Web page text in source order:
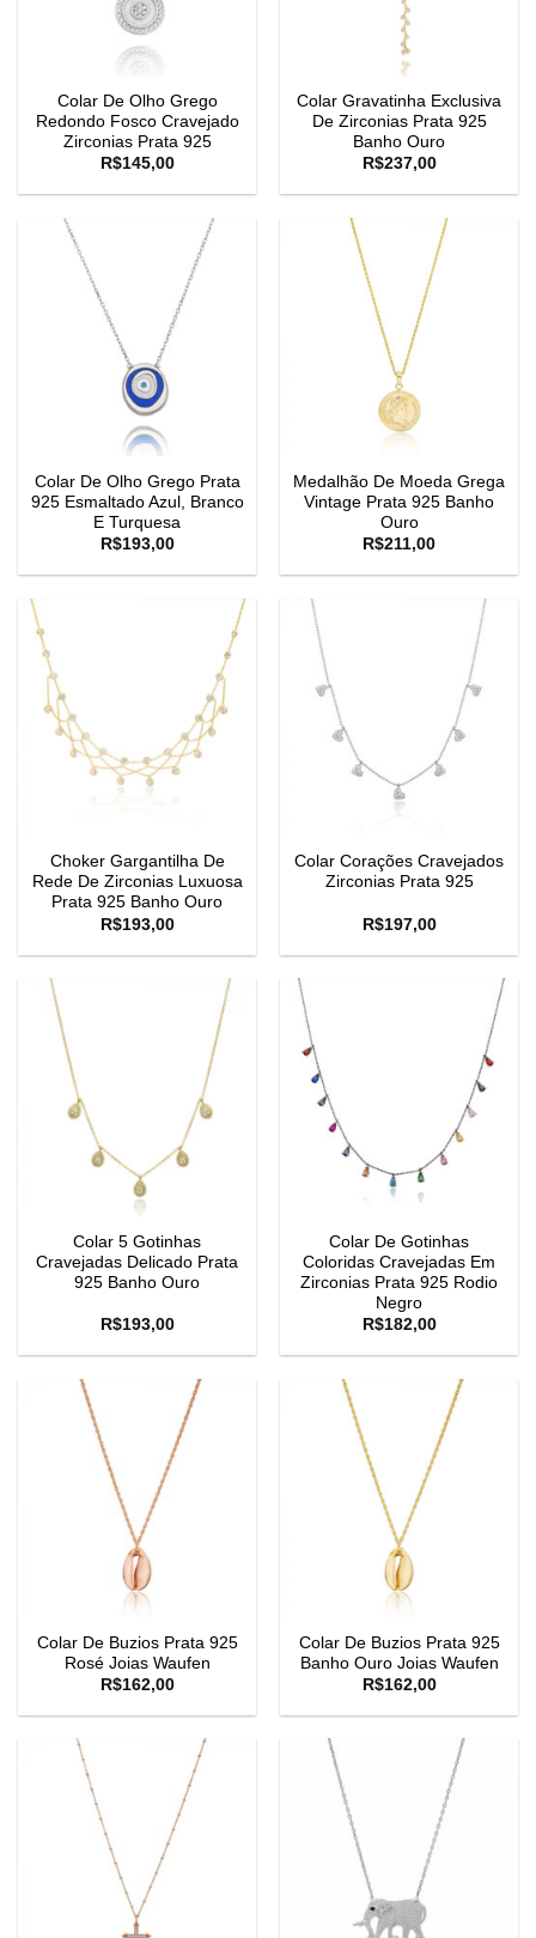
Colar De Olho Grego
Redondo Fosco Cravejado
Zirconias Prata 925
R$145,00
Colar Gravatinha Exclusiva
De Zirconias Prata 925
Banho Ouro
R$237,00
Colar De Olho Grego Prata
925 Esmaltado Azul, Branco
E Turquesa
R$193,00
Medalhão De Moeda Grega
Vintage Prata 925 Banho
Ouro
R$211,00
Choker Gargantilha De
Rede De Zirconias Luxuosa
Prata 925 Banho Ouro
R$193,00
Colar Corações Cravejados
Zirconias Prata 925
R$197,00
Colar 5 Gotinhas
Cravejadas Delicado Prata
925 Banho Ouro
R$193,00
Colar De Gotinhas
Coloridas Cravejadas Em
Zirconias Prata 925 Rodio
Negro
R$182,00
Colar De Buzios Prata 925
Rosé Joias Waufen
R$162,00
Colar De Buzios Prata 925
Banho Ouro Joias Waufen
R$162,00